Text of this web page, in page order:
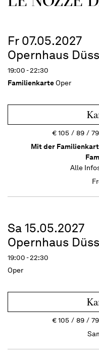
Fr 07.05.2027
Opernhaus
19:00 - 22:30
FamilienkarteOper
€105 89 79
Mit der
Alle
Sa 15.05.2027
Opernhaus
19:00 - 22:30
Oper
€105 89 79